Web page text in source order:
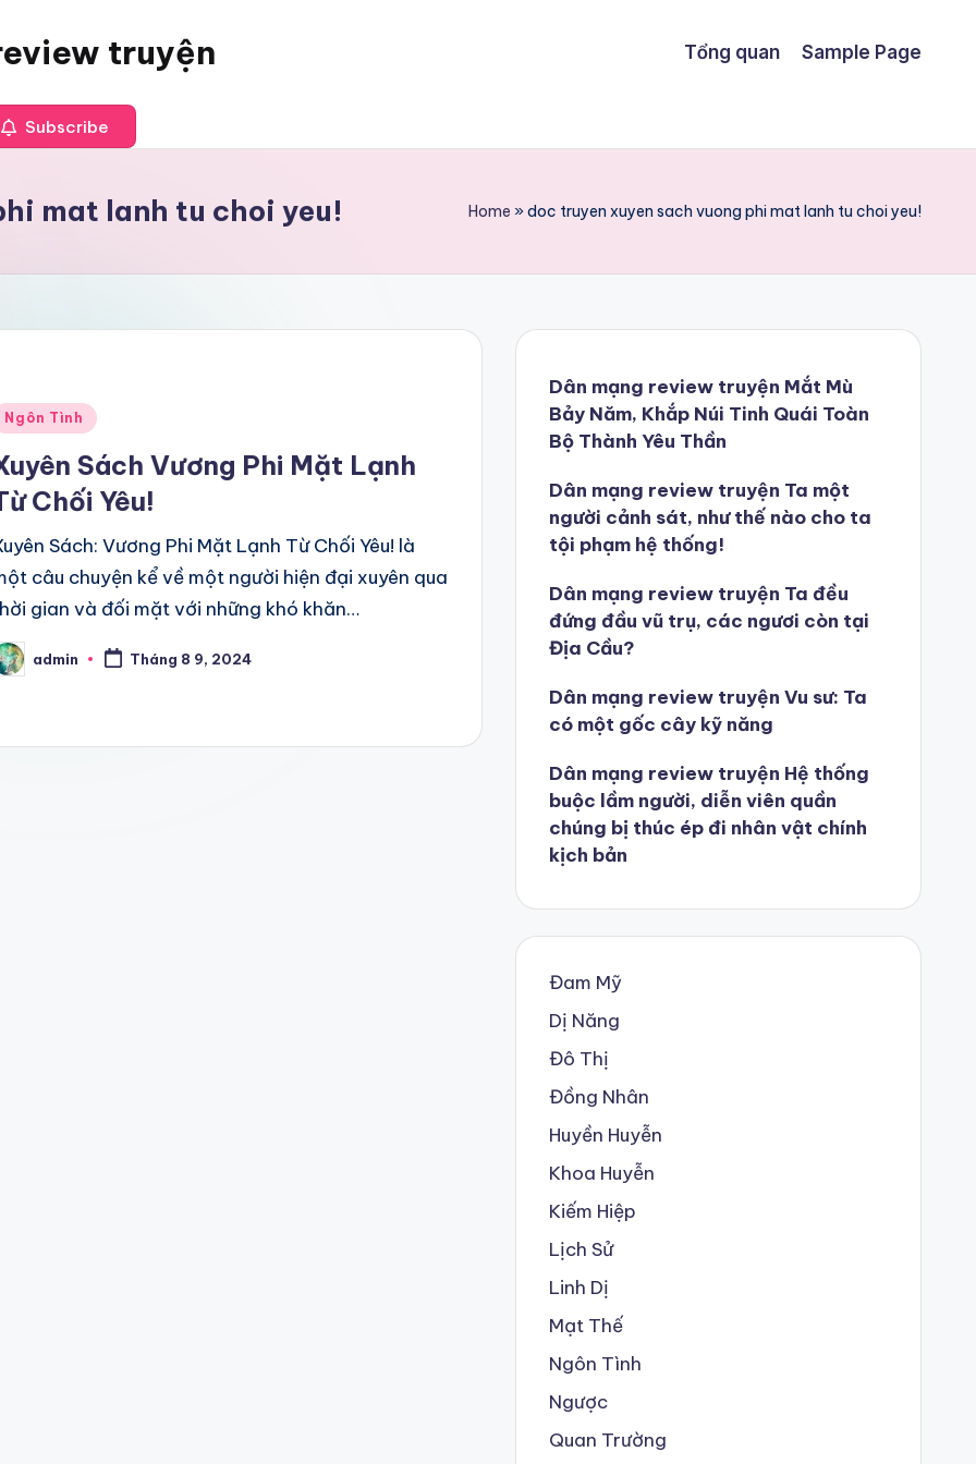
truyện Tổng quan Sample Page
Subscribe
mat lanh tu choi yeu! Home »doc truyen xuyen sach vuong phi mat lanh tu choi yeu!
Ngôn Tình
Sách Vương Phi Mặt Lạnh
Chối Yêu!
Sách: Vương Phi Mặt Lạnh Từ Chối Yêu! là
câu chuyện kể về một người hiện đại xuyên qua
gian và đối mặt với những khó khăn…
admin Tháng 8 9, 2024
Dân mạng review truyện Mắt Mù
Bảy Năm, Khắp Núi Tinh Quái Toàn
Bộ Thành Yêu Thần
Dân mạng review truyện Ta một
người cảnh sát, như thế nào cho ta
tội phạm hệ thống!
Dân mạng review truyện Ta đều
đứng đầu vũ trụ, các ngươi còn tại
Địa Cầu?
Dân mạng review truyện Vu sư: Ta
có một gốc cây kỹ năng
Dân mạng review truyện Hệ thống
buộc lầm người, diễn viên quần
chúng bị thúc ép đi nhân vật chính
kịch bản
Đam Mỹ
Dị Năng
Đô Thị
Đồng Nhân
Huyền Huyễn
Khoa Huyễn
Kiếm Hiệp
Lịch Sử
Linh Dị
Mạt Thế
Ngôn Tình
Ngược
Quan Trường